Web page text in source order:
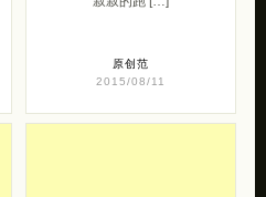
去购买